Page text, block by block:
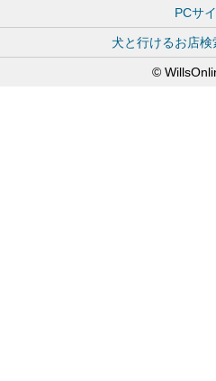
PCサ
犬と行けるお店
©